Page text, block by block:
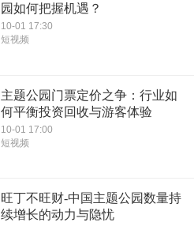
园如何把握机遇？
10-01 17:30
短视频
主题公园门票定价之争：行业如
何平衡投资回收与游客体验
10-01 17:00
短视频
旺丁不旺财-中国主题公园数量持
续增长的动力与隐忧